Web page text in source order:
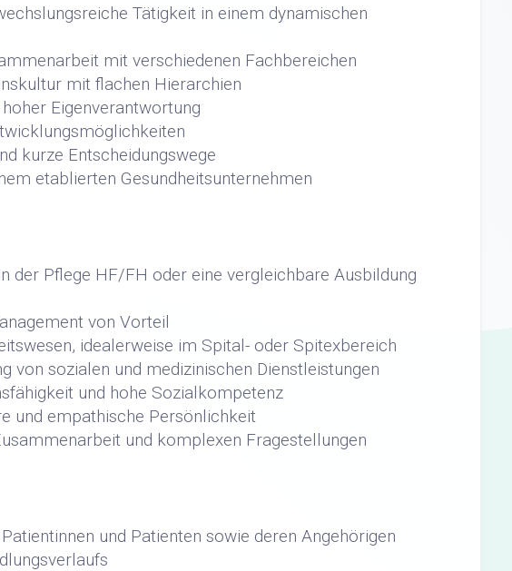
Tätigkeit in einem dynamischen
mit verschiedenen Fachbereichen
mit flachen Hierarchien
Eigenverantwortung
kurze Entscheidungswege
etablierten Gesundheitsunternehmen
der Pflege HF/FH oder eine vergleichbare Ausbildung
von Vorteil
idealerweise im Spital- oder Spitexbereich
von sozialen und medizinischen Dienstleistungen
und hohe Sozialkompetenz
und empathische Persönlichkeit
und komplexen Fragestellungen
und Patienten sowie deren Angehörigen